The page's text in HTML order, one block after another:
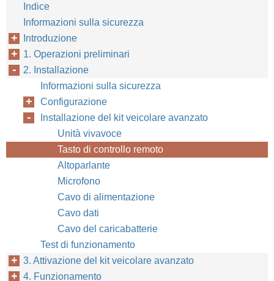
Indice
Informazioni sulla sicurezza
Introduzione
1. Operazioni preliminari
2. Installazione
Informazioni sulla sicurezza
Configurazione
Installazione del kit veicolare avanzato
Unità vivavoce
Tasto di controllo remoto
Altoparlante
Microfono
Cavo di alimentazione
Cavo dati
Cavo del caricabatterie
Test di funzionamento
3. Attivazione del kit veicolare avanzato
4. Funzionamento